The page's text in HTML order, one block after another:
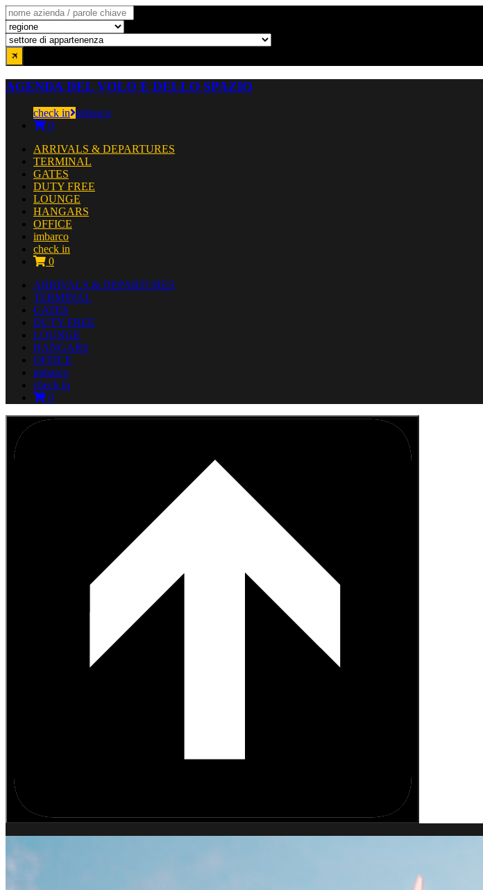
AGENDA DEL VOLO E DELLO SPAZIO
check in imbarco
0
ARRIVALS & DEPARTURES
TERMINAL
GATES
DUTY FREE
LOUNGE
HANGARS
OFFICE
imbarco
check in
0
ARRIVALS & DEPARTURES
TERMINAL
GATES
DUTY FREE
LOUNGE
HANGARS
OFFICE
imbarco
check in
0